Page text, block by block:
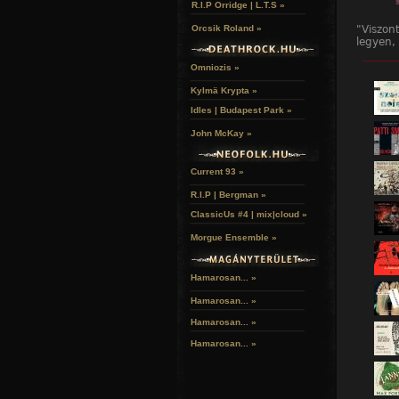
mézét
Öt
mézet
fekete
eltelő
R.I.P Orridge | L.T.S »
Orcsik Roland »
Omniozis »
Kylmä Krypta »
Idles | Budapest Park »
John McKay »
Current 93 »
R.I.P | Bergman »
ClassicUs #4 | mix|cloud »
Morgue Ensemble »
Hamarosan... »
Hamarosan... »
Hamarosan... »
Hamarosan... »